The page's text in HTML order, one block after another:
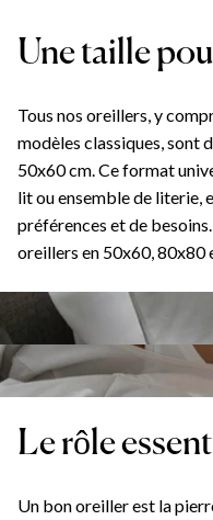
Une taille
Tous nos oreillers, y
modèles classiques, sont
50x60 cm. Ce format
lit ou ensemble de literie,
préférences et de
oreillers en 50x60, 80x80
Le rôle
Un bon oreiller est la